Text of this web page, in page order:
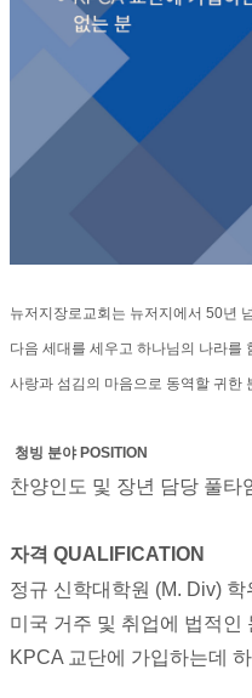
부
약
심
중
코
아
뉴
신
노
제
휴
뉴저지장로교회는 뉴저지에서 50년
다음 세대를 세우고 하나님의 나라를
사랑과 섬김의 마음으로 동역할 귀한
청빙 분야 POSITION
찬양인도 및 장년 담당 풀타
자격 QUALIFICATION
정규 신학대학원 (M. Div) 학
미국 거주 및 취업에 법적인
KPCA 교단에 가입하는데